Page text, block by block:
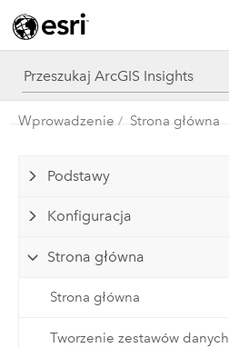
Wprowadzenie Strona główna
Podstawy
Konfiguracja
Strona główna
Strona główna
Tworzenie zestawów danych